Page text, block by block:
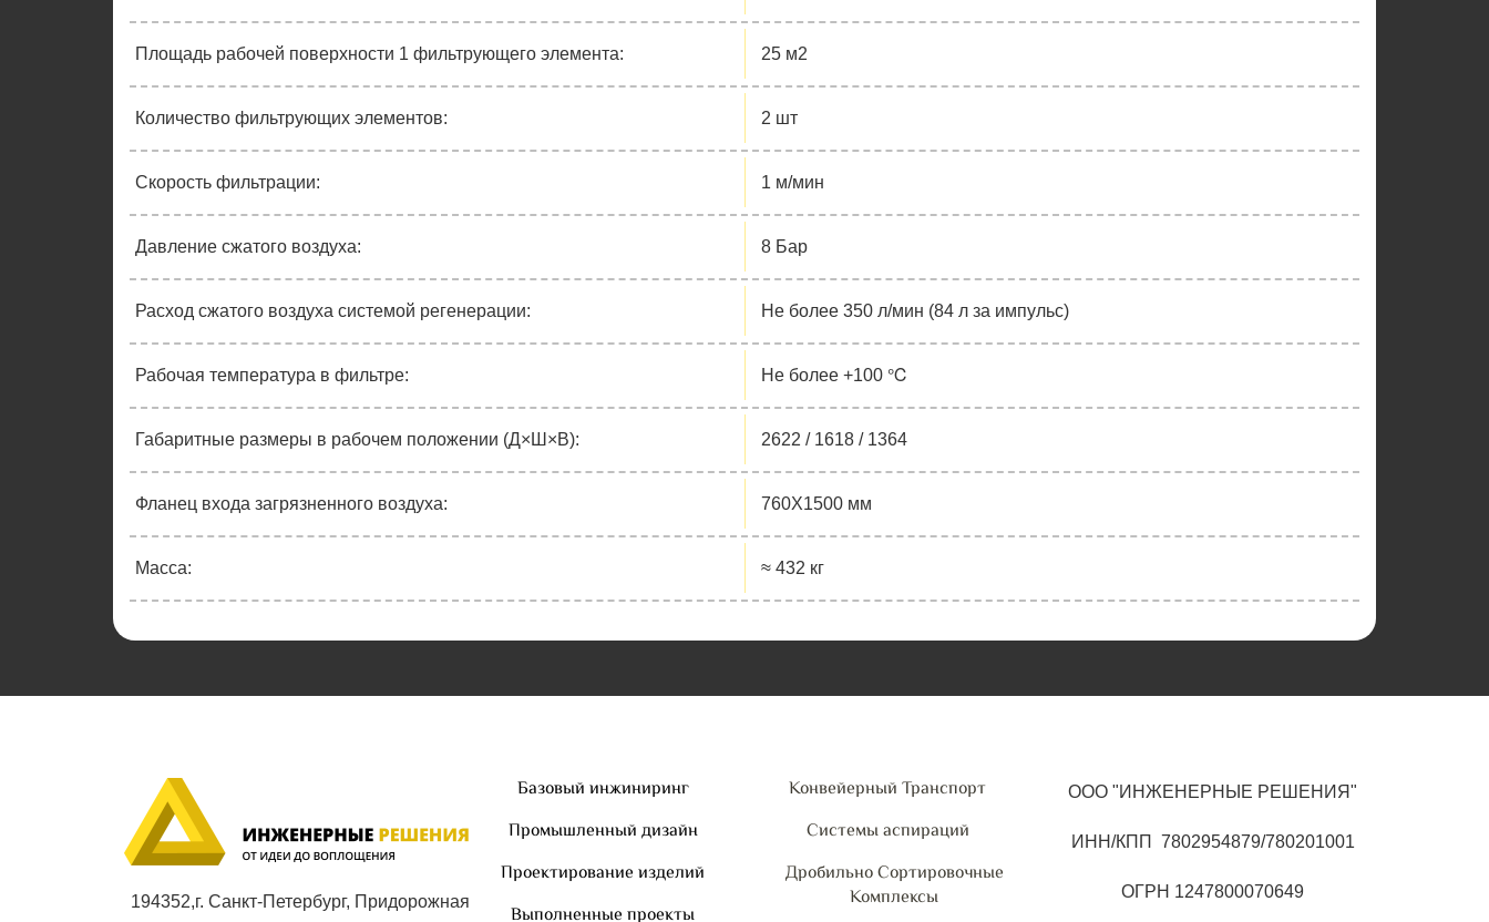
Площадь рабочей поверхности 1 фильтрующего элемента: 25 м2
Количество фильтрующих элементов: 2 шт
Скорость фильтрации: 1 м/мин
Давление сжатого воздуха: 8 Бар
Расход сжатого воздуха системой регенерации: Не более 350 л/мин (84 л за импульс)
Рабочая температура в фильтре: Не более +100 ℃
Габаритные размеры в рабочем положении (Д×Ш×В): 2622 / 1618 / 1364
Фланец входа загрязненного воздуха: 760X1500 мм
Масса: ≈ 432 кг
194352,г. Санкт-Петербург, Придорожная
Базовый инжиниринг
Промышленный дизайн
Проектирование изделий
Выполненные проекты
Конвейерный Транспорт
Системы аспираций
Дробильно Сортировочные
Комплексы
ООО "ИНЖЕНЕРНЫЕ РЕШЕНИЯ"
ИНН/КПП 7802954879/780201001
ОГРН 1247800070649